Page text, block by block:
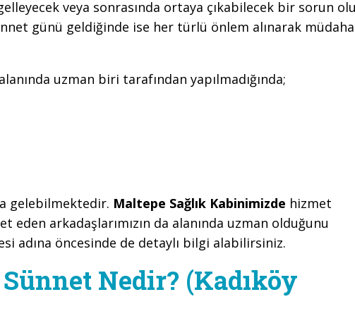
veya sonrasında ortaya çıkabilecek bir sorun
günü geldiğinde ise her türlü önlem alınarak
uzman biri tarafından yapılmadığında;
gelebilmektedir. Maltepe Sağlık Kabinimizde hizmet
arkadaşlarımızın da alanında uzman olduğunu
adına öncesinde de detaylı bilgi alabilirsiniz.
Nedir? (Kadıköy